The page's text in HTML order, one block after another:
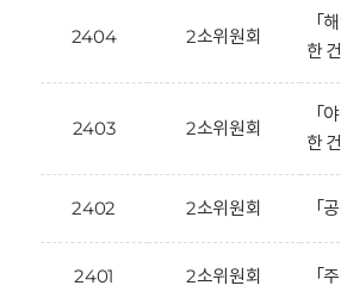
2404 2소위원회
「
한 건
2403 2소위원회
「
한 건
2402 2소위원회 「
2401 2소위원회 「